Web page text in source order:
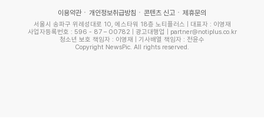
이용약관 개인정보취급방침 콘텐츠 신고 제휴문의
서울시 송파구 위례성대로 10, 에스타워 18층 노티플러스 | 대표자 : 이영재
사업자등록번호 : 596 - 87 – 00782 | 광고대행업 | partner@notiplus.co.kr
청소년 보호 책임자 : 이영재 | 기사배열 책임자 : 전윤수
Copyright NewsPic. All rights reserved.